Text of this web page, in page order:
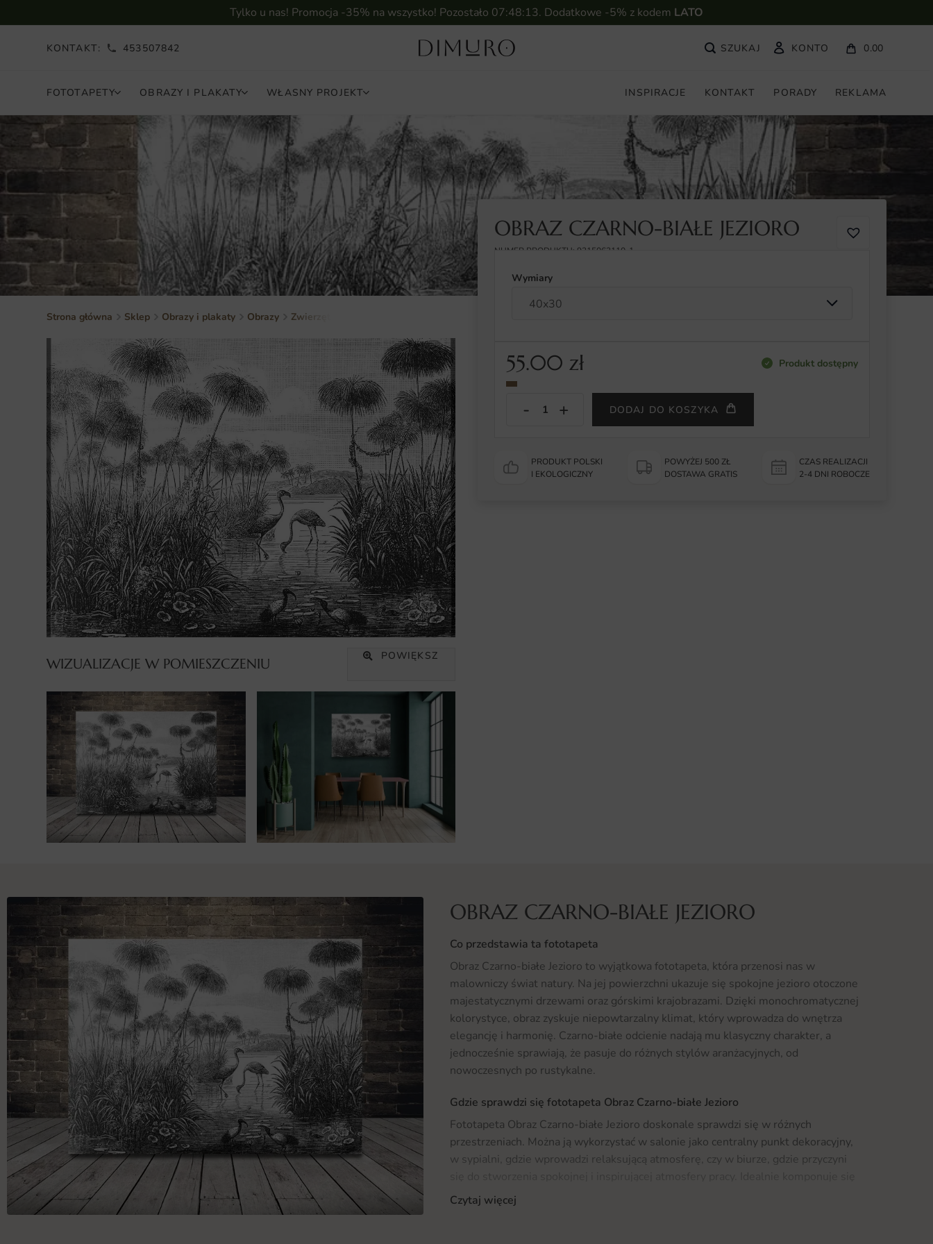
Tylko u nas! Promocja -35% na wszystko! Pozostało 07:48:12. Dodatkowe -5% z kodem LATO
KONTAKT: 453507842 KONTO 0.00
FOTOTAPETY OBRAZY I PLAKATY WŁASNY PROJEKT INSPIRACJE KONTAKT PORADY REKLAMA
Strona główna Sklep Obrazy i plakaty Obrazy Zwierzęta
WIZUALIZACJE W POMIESZCZENIU POWIĘKSZ
OBRAZ CZARNO-BIAŁE JEZIORO
NUMER PRODUKTU: 9315063110-1
Wymiary
55.00 zł Produkt dostępny
DODAJ DO KOSZYKA
PRODUKT POLSKI
I EKOLOGICZNY
POWYŻEJ 500 ZŁ
DOSTAWA GRATIS
CZAS REALIZACJI
2-4 DNI ROBOCZE
OBRAZ CZARNO-BIAŁE JEZIORO
Co przedstawia ta fototapeta
Obraz Czarno-białe Jezioro to wyjątkowa fototapeta, która przenosi nas w
malowniczy świat natury. Na jej powierzchni ukazuje się spokojne jezioro otoczone
majestatycznymi drzewami oraz górskimi krajobrazami. Dzięki monochromatycznej
kolorystyce, obraz zyskuje niepowtarzalny klimat, który wprowadza do wnętrza
elegancję i harmonię. Czarno-białe odcienie nadają mu klasyczny charakter, a
jednocześnie sprawiają, że pasuje do różnych stylów aranżacyjnych, od
nowoczesnych po rustykalne.
Gdzie sprawdzi się fototapeta Obraz Czarno-białe Jezioro
Fototapeta Obraz Czarno-białe Jezioro doskonale sprawdzi się w różnych
przestrzeniach. Można ją wykorzystać w salonie jako centralny punkt dekoracyjny,
w sypialni, gdzie wprowadzi relaksującą atmosferę, czy w biurze, gdzie przyczyni
z innymi elementami wystroju, a jej subtelny urok przyciąga wzrok. Jeśli
Czytaj więcej